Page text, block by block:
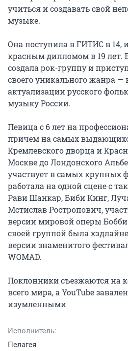
учиться и создавать свой
музыке.
Она поступила в ГИТИС в 14,
красным дипломом в 19 лет.
создала рок-группу и
своего уникального жанра
актуализации русского
музыку России.
Певица с 6 лет на
причем на самых
Кремлевского дворца и
Москве до Лондонского
участвует в самых крупных
работала на одной сцене с
Рави Шанкар, Биби Кинг,
Мстислав Ростропович,
версии мировой оперы
своей группой была
версии знаменитого
WOMAD.
Поклонники съезжаются на
всего мира, а YouTube
изумленными
Исполнитель:
Пелагея